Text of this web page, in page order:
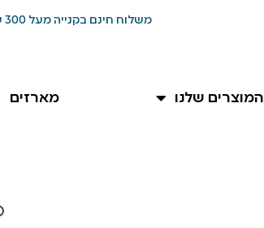
משלוח חינם בקנייה מעל 300 ש"ח עד 7 ימי עסקים!
המוצרים שלנו מארזים